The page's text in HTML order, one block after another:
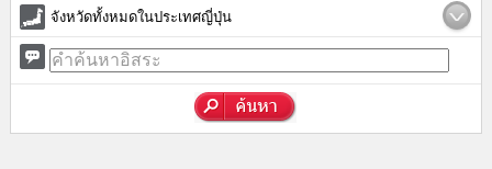
จังหวัดทั้งหมดในประเทศญี่ปุ่น